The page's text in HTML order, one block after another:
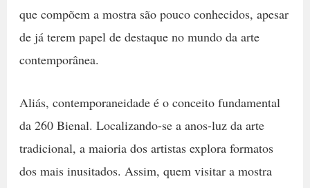
que compõem a mostra são pouco conhecidos, apesar
de já terem papel de destaque no mundo da arte
contemporânea.
Aliás, contemporaneidade é o conceito fundamental
da 260 Bienal. Localizando-se a anos-luz da arte
tradicional, a maioria dos artistas explora formatos
dos mais inusitados. Assim, quem visitar a mostra